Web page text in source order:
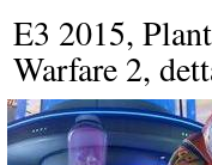
E3 2015,
Warfare 2,